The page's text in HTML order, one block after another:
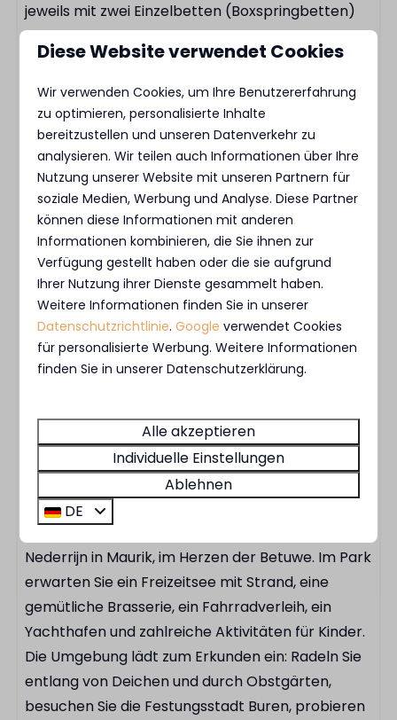
jeweils mit zwei Einzelbetten (Boxspringbetten)
und einem eigenen Flachbildfernseher
ausgestattet sind. Die Betten sind bei Ihrer
Ankunft bereits bezogen. Das luxuriöse
Badezimmer ist mit einem Doppelwaschbecken,
einer Regendusche und einem WC ausgestattet.
Draußen am Wasser
Vom Wohnzimmer aus gelangen Sie direkt auf die
Holzterrasse, die direkt ans Wasser grenzt. Mit
einem Esstisch für vier Personen und einem
Sonnenschirm ist dies der perfekte Ort für ein
entspanntes Frühstück oder lange Abende im
Freien, während das Wasser vor Ihnen glitzert.
Besitzen Sie ein eigenes Boot? Der Yachthafen ist
fußläufig erreichbar, und von dort aus können Sie
rauchfrei und verfügt über WLAN, einen
Abstellraum und einen privaten Parkplatz.
Park und Umgebung
Nederrijn in Maurik, im Herzen der Betuwe. Im Park
erwarten Sie ein Freizeitsee mit Strand, eine
gemütliche Brasserie, ein Fahrradverleih, ein
Yachthafen und zahlreiche Aktivitäten für Kinder.
Die Umgebung lädt zum Erkunden ein: Radeln Sie
entlang von Deichen und durch Obstgärten,
besuchen Sie die Festungsstadt Buren, probieren
Diese Website verwendet Cookies
Wir verwenden Cookies, um Ihre Benutzererfahrung
zu optimieren, personalisierte Inhalte
bereitzustellen und unseren Datenverkehr zu
analysieren. Wir teilen auch Informationen über Ihre
Nutzung unserer Website mit unseren Partnern für
soziale Medien, Werbung und Analyse. Diese Partner
können diese Informationen mit anderen
Informationen kombinieren, die Sie ihnen zur
Verfügung gestellt haben oder die sie aufgrund
Ihrer Nutzung ihrer Dienste gesammelt haben.
Weitere Informationen finden Sie in unserer
Datenschutzrichtlinie.Google verwendet Cookies
für personalisierte Werbung. Weitere Informationen
finden Sie in unserer Datenschutzerklärung.
Alle akzeptieren
Individuelle Einstellungen
Ablehnen
DE